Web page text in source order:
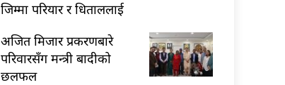
जिम्मा परियार र धिताललाई
अजित मिजार प्रकरणबारे
परिवारसँग मन्त्री बादीको
छलफल